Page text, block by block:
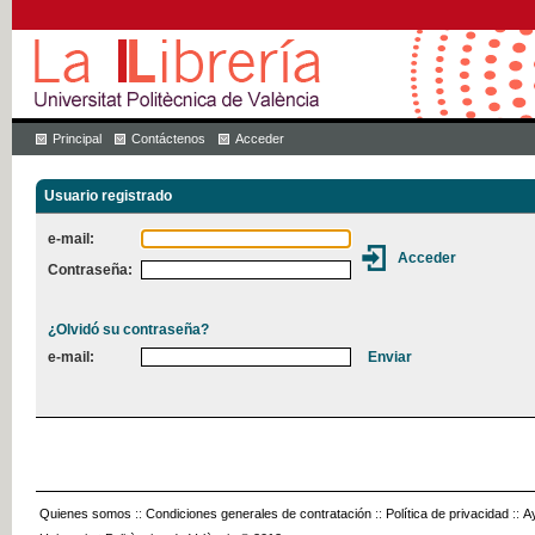
Principal Contáctenos Acceder
Usuario registrado
e-mail:
Contraseña:
¿Olvidó su contraseña?
e-mail:
Quienes somos :: Condiciones generales de contratación :: Política de privacidad ::